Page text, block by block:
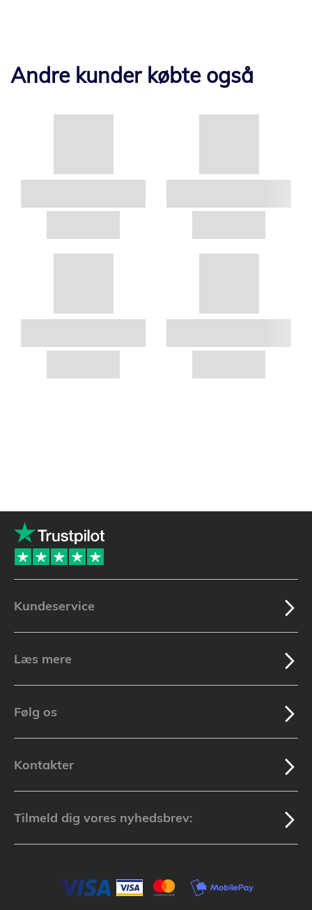
Andre kunder købte også
Kundeservice
Læs mere
Følg os
Kontakter
Tilmeld dig vores nyhedsbrev: